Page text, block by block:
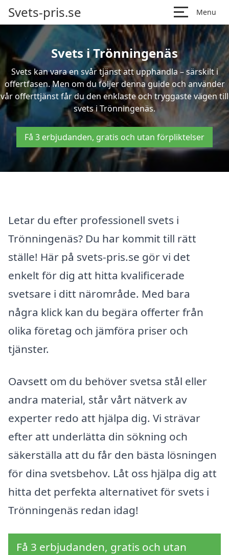
Svets-pris.se Menu
Svets i Trönningenäs
Svets kan vara en svår tjänst att upphandla – särskilt i
offertfasen. Men om du följer denna guide och använder
vår offerttjänst får du den enklaste och tryggaste vägen till
svets i Trönningenäs.
Få 3 erbjudanden, gratis och utan förpliktelser
Letar du efter professionell svets i
Trönningenäs? Du har kommit till rätt
ställe! Här på svets-pris.se gör vi det
enkelt för dig att hitta kvalificerade
svetsare i ditt närområde. Med bara
några klick kan du begära offerter från
olika företag och jämföra priser och
tjänster.
Oavsett om du behöver svetsa stål eller
andra material, står vårt nätverk av
experter redo att hjälpa dig. Vi strävar
efter att underlätta din sökning och
säkerställa att du får den bästa lösningen
för dina svetsbehov. Låt oss hjälpa dig att
hitta det perfekta alternativet för svets i
Trönningenäs redan idag!
Få 3 erbjudanden, gratis och utan